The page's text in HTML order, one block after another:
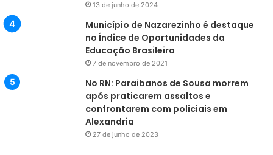
13 de junho de 2024
Município de Nazarezinho é destaque
no Índice de Oportunidades da
Educação Brasileira
7 de novembro de 2021
No RN: Paraibanos de Sousa morrem
após praticarem assaltos e
confrontarem com policiais em
Alexandria
27 de junho de 2023